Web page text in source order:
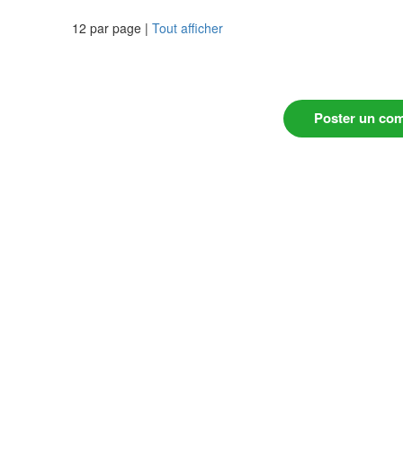
12 par page | Tout afficher
Poster un